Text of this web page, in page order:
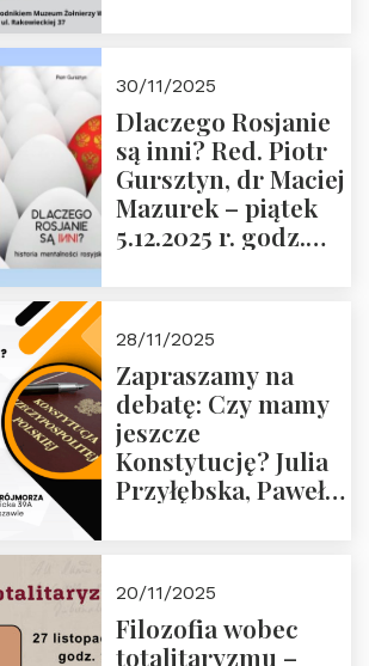
zwiedzanie
Muzeum Żołnierzy
Wyklętych i
Więźniów
Politycznych PRL o
godz. 16:00 – 19
30/11/2025
Dlaczego Rosjanie
są inni? Red. Piotr
Gursztyn, dr Maciej
Mazurek – piątek
5.12.2025 r. godz.
28/11/2025
Zapraszamy na
debatę: Czy mamy
jeszcze
Konstytucję? Julia
Przyłębska, Paweł
Przemysław
Sobolewski – 4
20/11/2025
Filozofia wobec
totalitaryzmu –